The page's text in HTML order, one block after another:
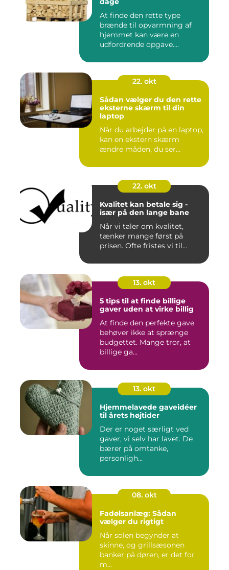
At finde den rette type
brænde til opvarmning af
hjemmet kan være en
udfordrende opgave....
22. okt
Sådan vælger du den rette
eksterne skærm til din
laptop
Når du arbejder på en laptop,
kan en ekstern skærm
ændre måden, du ser...
22. okt
Kvalitet kan betale sig -
især på den lange bane
Når vi taler om kvalitet,
tænker mange først på
prisen. Ofte fristes vi til...
13. okt
5 tips til at finde billige
gaver uden at virke billig
At finde den perfekte gave
behøver ikke at sprænge
budgettet. Mange tror, at
billige ga...
13. okt
Hjemmelavede gaveidéer
til årets højtider
Der er noget særligt ved
gaver, vi selv har lavet. De
bærer på omtanke,
personligh...
08. okt
Fadølsanlæg: Sådan
vælger du rigtigt
Når solen begynder at
skinne, og grillsæsonen
banker på døren, er det for
m...